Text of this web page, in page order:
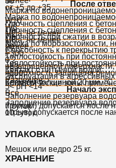
от +5 до +35
После
Марка по
W10
Марка по
W8
Прочность сцепления с
МПа, не менее
1,2
Прочность сцепления с
МПа, не менее
1,8
Прочность при сжатии в
менее
20
Марка по морозостойкости,
F300
Способность к перекрытию
0,2
Теплостойкость при
незащищенной поверхности,
+80
Теплостойкость при
поверхность защищена
бетоном толщиной 20 мм, °С
+100
Контакт с питьевой водой
Разрешен
Эксплуатация в
5< pH <14
Климатические зоны
Все
Начало
Заполнение резервуара
прижим) допускается после
7 суток
Заполнение резервуара
отрыв) допускается после
10 суток
УПАКОВКА
Мешок или ведро 25 кг.
ХРАНЕНИЕ